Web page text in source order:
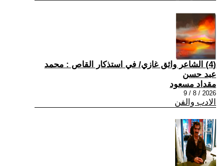
(4) الشاعر واثق غازي/ في استذكار القاص : محمد
عبد حسن
مقداد مسعود
2026 / 8 / 9
الادب والفن